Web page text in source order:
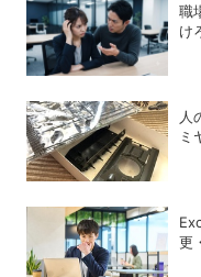
職
け
人
ミ
更